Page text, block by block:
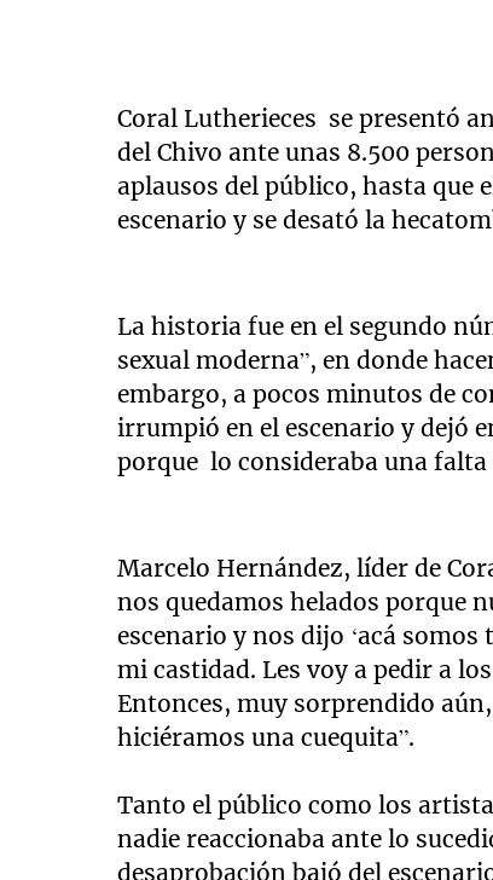
Coral Lutherieces se presentó
del Chivo ante unas 8.500
aplausos del público, hasta que
escenario y se desató la
La historia fue en el segundo
sexual moderna”, en donde
embargo, a pocos minutos de
irrumpió en el escenario y dejó
porque lo consideraba una falta
Marcelo Hernández, líder de
nos quedamos helados porque
escenario y nos dijo ‘acá
mi castidad. Les voy a pedir a
Entonces, muy sorprendido
hiciéramos una cuequita”.
Tanto el público como los
nadie reaccionaba ante lo
desaprobación bajó del